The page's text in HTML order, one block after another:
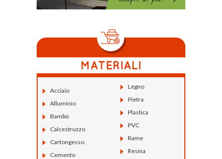
Acciaio
Alluminio
Bambù
Calcestruzzo
Cartongesso
Cemento
Legno
Pietra
Plastica
PVC
Rame
Resina